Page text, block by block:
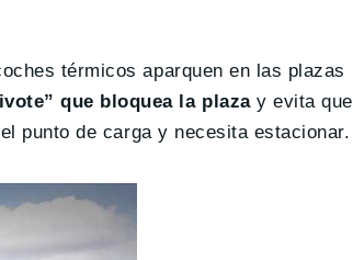
térmicos aparquen en las plazas
que bloquea la plazay evita que
punto de carga y necesita estacionar.